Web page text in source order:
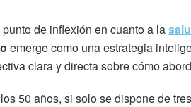
de inflexión en cuanto a la
emerge como una estrategia
clara y directa sobre cómo
50 años, si solo se dispone de